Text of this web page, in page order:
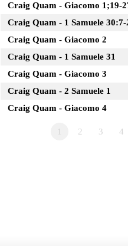
Craig Quam - Giacomo 1;19-
Craig Quam - 1 Samuele 30:7-
Craig Quam - Giacomo 2
Craig Quam - 1 Samuele 31
Craig Quam - Giacomo 3
Craig Quam - 2 Samuele 1
Craig Quam - Giacomo 4
2 3 4